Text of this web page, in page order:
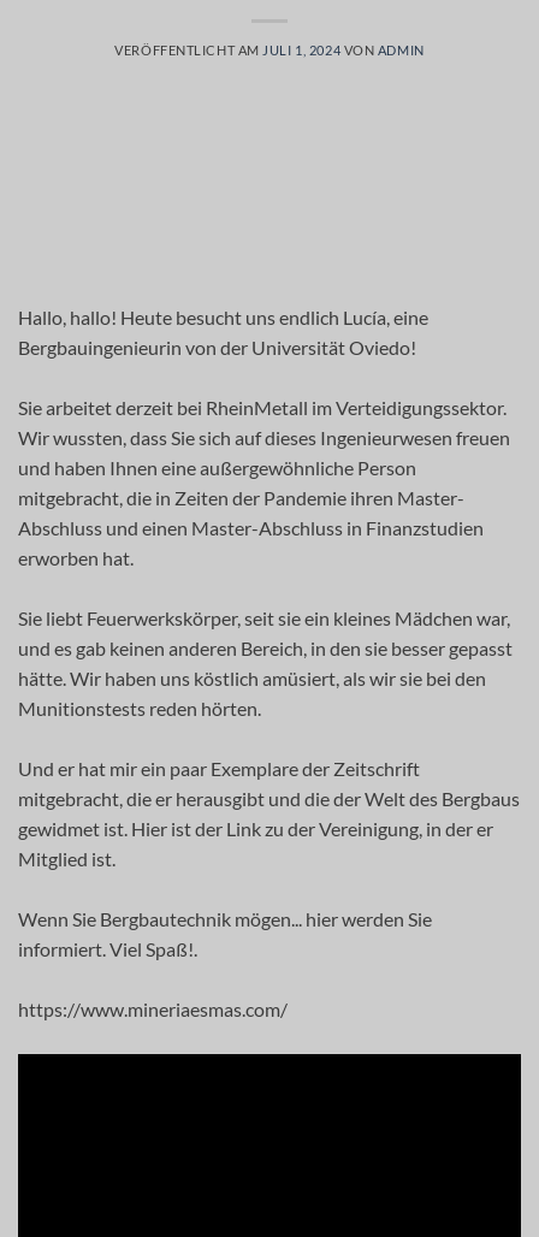
VERÖFFENTLICHT AM JULI 1, 2024 VON ADMIN
Hallo, hallo! Heute besucht uns endlich Lucía, eine
Bergbauingenieurin von der Universität Oviedo!
Sie arbeitet derzeit bei RheinMetall im Verteidigungssektor.
Wir wussten, dass Sie sich auf dieses Ingenieurwesen freuen
und haben Ihnen eine außergewöhnliche Person
mitgebracht, die in Zeiten der Pandemie ihren Master-
Abschluss und einen Master-Abschluss in Finanzstudien
erworben hat.
Sie liebt Feuerwerkskörper, seit sie ein kleines Mädchen war,
und es gab keinen anderen Bereich, in den sie besser gepasst
hätte. Wir haben uns köstlich amüsiert, als wir sie bei den
Munitionstests reden hörten.
Und er hat mir ein paar Exemplare der Zeitschrift
mitgebracht, die er herausgibt und die der Welt des Bergbaus
gewidmet ist. Hier ist der Link zu der Vereinigung, in der er
Mitglied ist.
Wenn Sie Bergbautechnik mögen... hier werden Sie
informiert. Viel Spaß!.
https://www.mineriaesmas.com/